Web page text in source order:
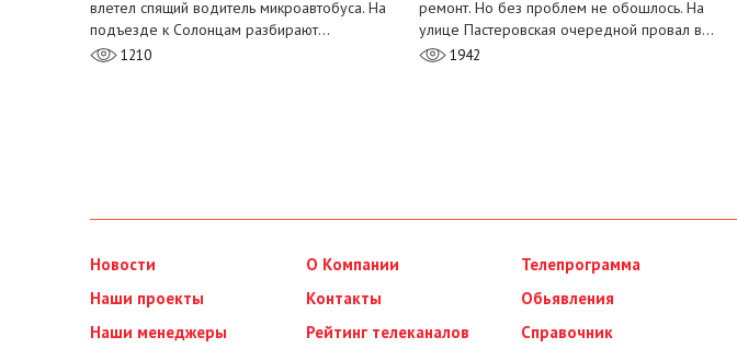
влетел спящий водитель микроавтобуса. На
подъезде к Солонцам разбирают…
1210
ремонт. Но без проблем не обошлось. На
улице Пастеровская очередной провал в…
1942
Новости
Наши проекты
Наши менеджеры
О Компании
Контакты
Рейтинг телеканалов
Телепрограмма
Обьявления
Справочник